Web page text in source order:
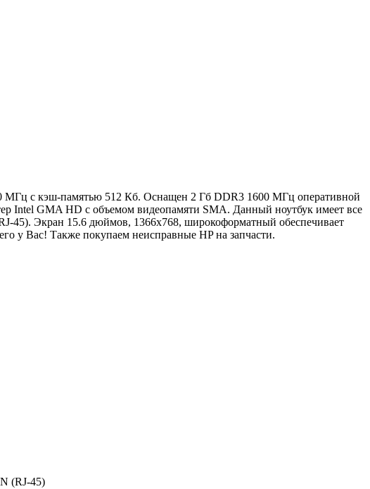
МГц с кэш-памятью 512 Кб. Оснащен 2 Гб DDR3 1600 МГц оперативной
Intel GMA HD с объемом видеопамяти SMA. Данный ноутбук имеет все
45). Экран 15.6 дюймов, 1366x768, широкоформатный обеспечивает
у Вас! Также покупаем неисправные HP на запчасти.
(RJ-45)